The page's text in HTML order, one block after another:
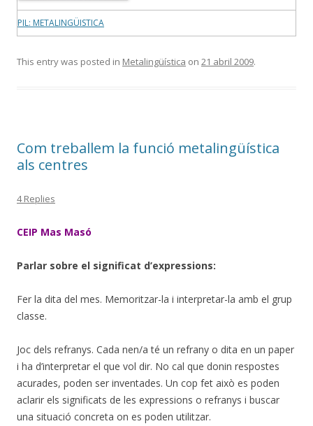
PIL: METALINGÜISTICA
This entry was posted in Metalingüística on 21 abril 2009.
Com treballem la funció metalingüística
als centres
4 Replies
CEIP Mas Masó
Parlar sobre el significat d’expressions:
Fer la dita del mes. Memoritzar-la i interpretar-la amb el grup
classe.
Joc dels refranys. Cada nen/a té un refrany o dita en un paper
i ha d’interpretar el que vol dir. No cal que donin respostes
acurades, poden ser inventades. Un cop fet això es poden
aclarir els significats de les expressions o refranys i buscar
una situació concreta on es poden utilitzar.